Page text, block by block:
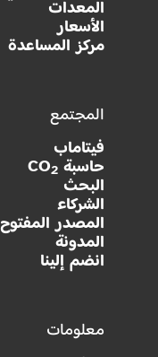
المعدات
الأسعار
مركز المساعدة
المجتمع
فيتاماب
حاسبة CO 2
البحث
الشركاء
المصدر المفتوح
المدونة
انضم إلينا
معلومات